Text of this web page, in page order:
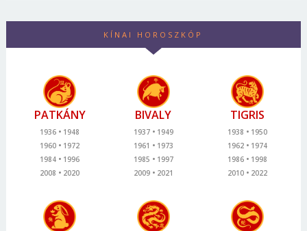
KÍNAI HOROSZKÓP
PATKÁNY
1936
1948
1960
1972
1984
1996
2008
2020
BIVALY
1937
1949
1961
1973
1985
1997
2009
2021
TIGRIS
1938
1950
1962
1974
1986
1998
2010
2022